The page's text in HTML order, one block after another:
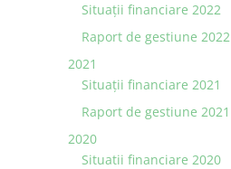
Situaţii financiare 2022
Raport de gestiune 2022
2021
Situaţii financiare 2021
Raport de gestiune 2021
2020
Situatii financiare 2020